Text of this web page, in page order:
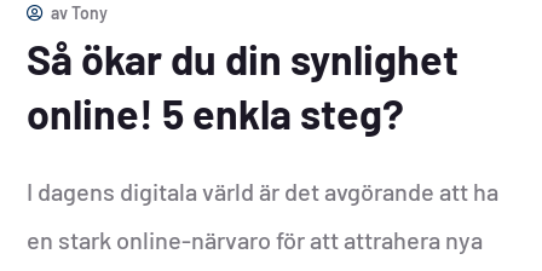
avTony
Så ökar du din synlighet
online! 5 enkla steg?
I dagens digitala värld är det avgörande att ha
en stark online-närvaro för att attrahera nya